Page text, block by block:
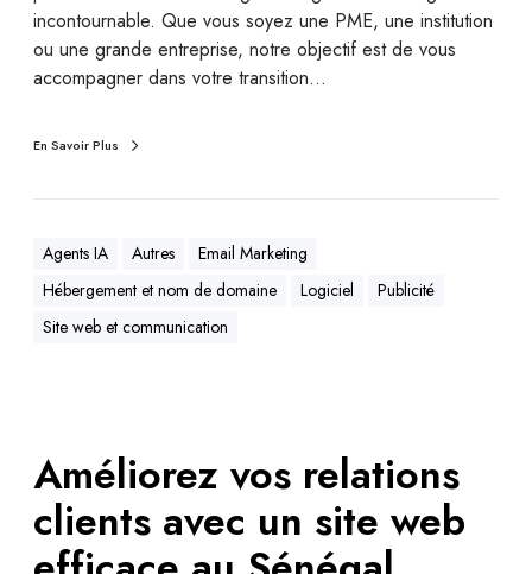
incontournable. Que vous soyez une PME, une institution
ou une grande entreprise, notre objectif est de vous
accompagner dans votre transition…
En Savoir Plus
Agents IA Autres
Email Marketing
Hébergement et nom de domaine
Logiciel
Publicité
Site web et communication
Améliorez vos relations
clients avec un site web